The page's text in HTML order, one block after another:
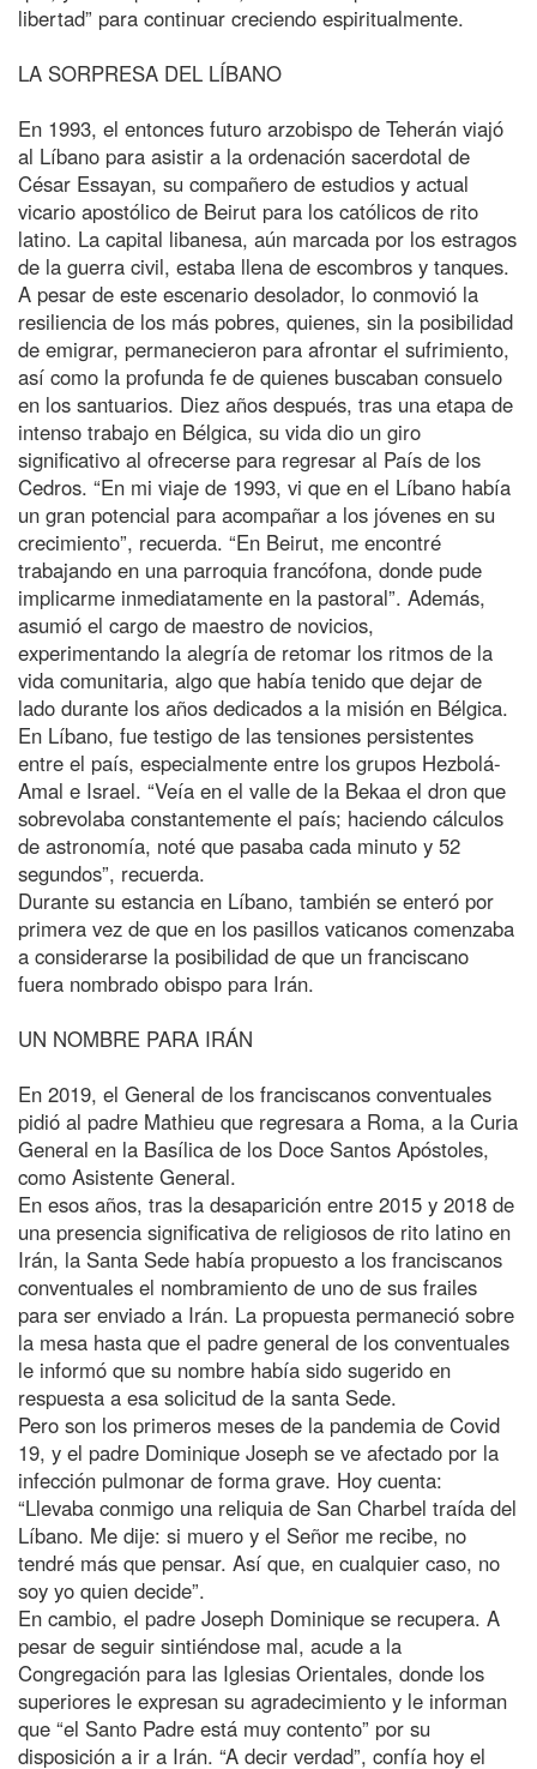
libertad” para continuar creciendo espiritualmente.
LA SORPRESA DEL LÍBANO
En 1993, el entonces futuro arzobispo de Teherán viajó
al Líbano para asistir a la ordenación sacerdotal de
César Essayan, su compañero de estudios y actual
vicario apostólico de Beirut para los católicos de rito
latino. La capital libanesa, aún marcada por los estragos
de la guerra civil, estaba llena de escombros y tanques.
A pesar de este escenario desolador, lo conmovió la
resiliencia de los más pobres, quienes, sin la posibilidad
de emigrar, permanecieron para afrontar el sufrimiento,
así como la profunda fe de quienes buscaban consuelo
en los santuarios. Diez años después, tras una etapa de
intenso trabajo en Bélgica, su vida dio un giro
significativo al ofrecerse para regresar al País de los
Cedros. “En mi viaje de 1993, vi que en el Líbano había
un gran potencial para acompañar a los jóvenes en su
crecimiento”, recuerda. “En Beirut, me encontré
trabajando en una parroquia francófona, donde pude
implicarme inmediatamente en la pastoral”. Además,
asumió el cargo de maestro de novicios,
experimentando la alegría de retomar los ritmos de la
vida comunitaria, algo que había tenido que dejar de
lado durante los años dedicados a la misión en Bélgica.
En Líbano, fue testigo de las tensiones persistentes
entre el país, especialmente entre los grupos Hezbolá-
Amal e Israel. “Veía en el valle de la Bekaa el dron que
sobrevolaba constantemente el país; haciendo cálculos
de astronomía, noté que pasaba cada minuto y 52
segundos”, recuerda.
Durante su estancia en Líbano, también se enteró por
primera vez de que en los pasillos vaticanos comenzaba
a considerarse la posibilidad de que un franciscano
fuera nombrado obispo para Irán.
UN NOMBRE PARA IRÁN
En 2019, el General de los franciscanos conventuales
pidió al padre Mathieu que regresara a Roma, a la Curia
General en la Basílica de los Doce Santos Apóstoles,
como Asistente General.
En esos años, tras la desaparición entre 2015 y 2018 de
una presencia significativa de religiosos de rito latino en
Irán, la Santa Sede había propuesto a los franciscanos
conventuales el nombramiento de uno de sus frailes
para ser enviado a Irán. La propuesta permaneció sobre
la mesa hasta que el padre general de los conventuales
le informó que su nombre había sido sugerido en
respuesta a esa solicitud de la santa Sede.
Pero son los primeros meses de la pandemia de Covid
19, y el padre Dominique Joseph se ve afectado por la
infección pulmonar de forma grave. Hoy cuenta:
“Llevaba conmigo una reliquia de San Charbel traída del
Líbano. Me dije: si muero y el Señor me recibe, no
tendré más que pensar. Así que, en cualquier caso, no
soy yo quien decide”.
En cambio, el padre Joseph Dominique se recupera. A
pesar de seguir sintiéndose mal, acude a la
Congregación para las Iglesias Orientales, donde los
superiores le expresan su agradecimiento y le informan
que “el Santo Padre está muy contento” por su
disposición a ir a Irán. “A decir verdad”, confía hoy el